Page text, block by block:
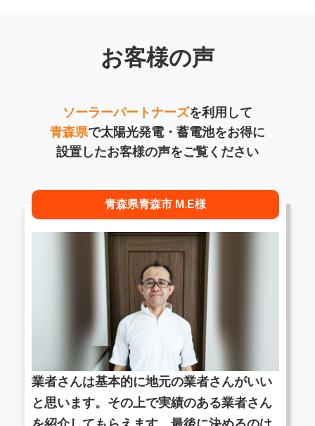
お客様の声
ソーラーパートナーズを利用して
青森県で太陽光発電・蓄電池をお得に
設置したお客様の声をご覧ください
青森県青森市 M.E様
業者さんは基本的に地元の業者さんがいい
と思います。その上で実績のある業者さん